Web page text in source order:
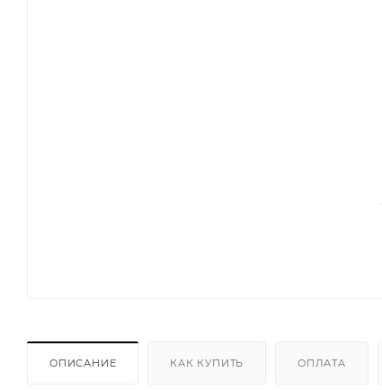
ОПИСАНИЕ КАК КУПИТЬ ОПЛАТА